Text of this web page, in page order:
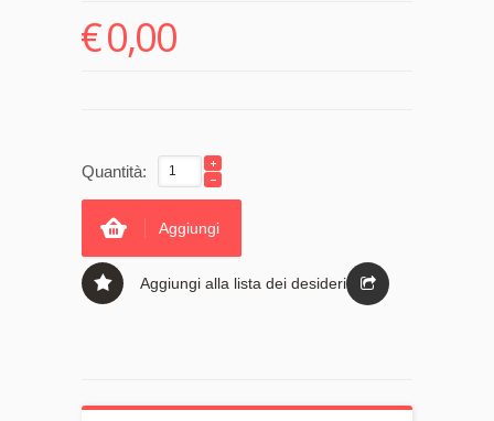
€0,00
Quantità:
Aggiungi
Aggiungi alla lista dei desideri